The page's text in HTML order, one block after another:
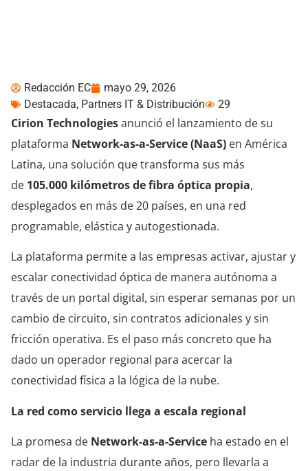
Redacción EC
mayo 29, 2026
Destacada, Partners IT & Distribución 29
Cirion Technologiesanunció el lanzamiento de su
plataforma Network-as-a-Service (NaaS) en América
Latina, una solución que transforma sus más
de 105.000 kilómetros de fibra óptica propia,
desplegados en más de 20 países, en una red
programable, elástica y autogestionada.
La plataforma permite a las empresas activar, ajustar y
escalar conectividad óptica de manera autónoma a
través de un portal digital, sin esperar semanas por un
cambio de circuito, sin contratos adicionales y sin
fricción operativa. Es el paso más concreto que ha
dado un operador regional para acercar la
conectividad física a la lógica de la nube.
La red como servicio llega a escala regional
La promesa de Network-as-a-Service ha estado en el
radar de la industria durante años, pero llevarla a